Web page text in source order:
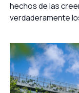
hechos de las
verdaderamente